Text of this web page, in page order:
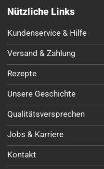
Nützliche Links
Kundenservice & Hilfe
Versand & Zahlung
Rezepte
Unsere Geschichte
Qualitätsversprechen
Jobs & Karriere
Kontakt